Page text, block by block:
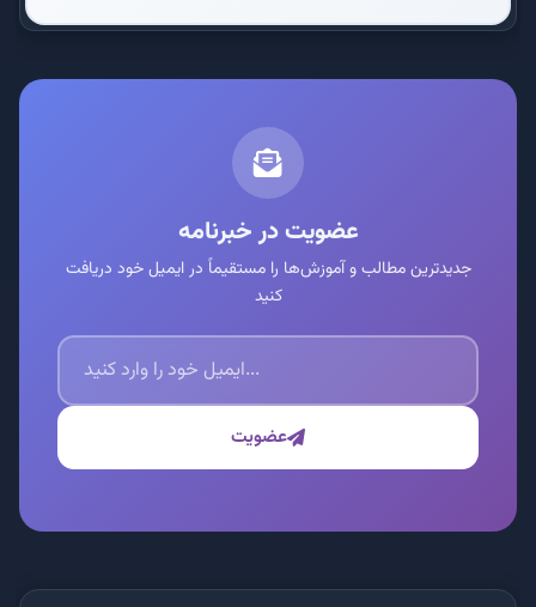
عضویت در خبرنامه
جدیدترین مطالب و آموزش‌ها را مستقیماً در ایمیل خود دریافت
کنید
عضویت